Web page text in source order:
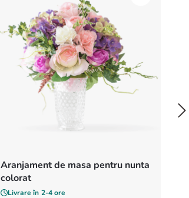
Aranjament de masa pentru nunta
colorat
Livrare în 2-4 ore